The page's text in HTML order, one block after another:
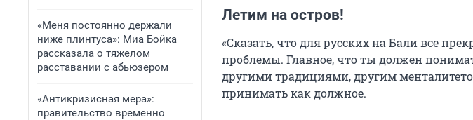
«Меня постоянно держали
ниже плинтуса»: Миа Бойка
рассказала о тяжелом
расставании с абьюзером
«Антикризисная мера»:
правительство временно
Летим на остров!
«Сказать, что для русских на Бали все
проблемы. Главное, что ты должен
другими традициями, другим
принимать как должное.